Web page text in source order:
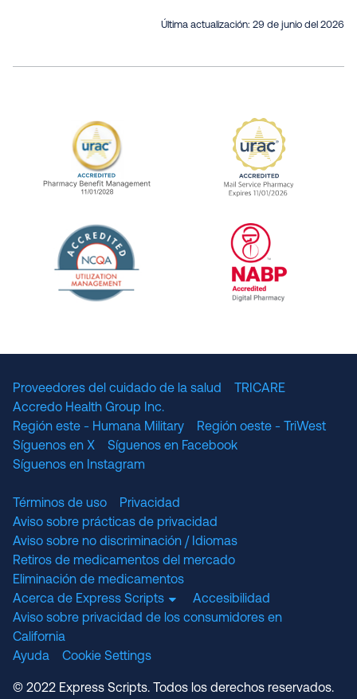
Última actualización: 29 de junio del 2026
URAC Accredited Pharmacy Benefit
URAC
Proveedores del cuidado de la salud
TRICARE
Accredo Health Group Inc.
Región este - Humana Military
Región oeste - TriWest
Síguenos en X
Síguenos en Facebook
Síguenos en Instagram
Términos de uso
Privacidad
Aviso sobre prácticas de privacidad
Aviso sobre no discriminación / Idiomas
Retiros de medicamentos del mercado
Eliminación de medicamentos
Acerca de Express Scripts
Accesibilidad
Aviso sobre privacidad de los consumidores en
California
Ayuda
Cookie Settings
© 2022 Express Scripts. Todos los derechos reservados.